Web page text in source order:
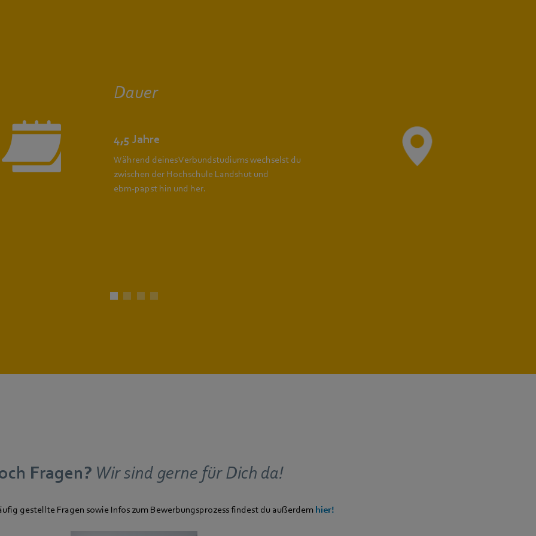
Dauer
4,5 Jahre
Während deines Verbundstudiums wechselst du
zwischen der Hochschule Landshut und
ebm‑papst hin und her.
Fragen? Wir sind gerne für Dich da!
gestellte Fragen sowie Infos zum Bewerbungsprozess findest du außerdem hier!